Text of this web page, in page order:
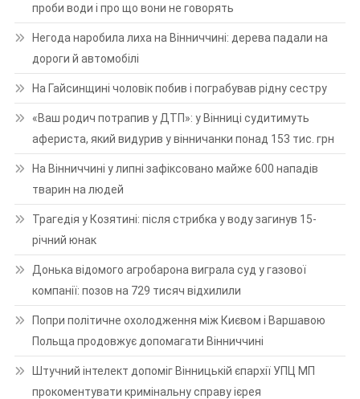
проби води і про що вони не говорять
Негода наробила лиха на Вінниччині: дерева падали на
дороги й автомобілі
На Гайсинщині чоловік побив і пограбував рідну сестру
«Ваш родич потрапив у ДТП»: у Вінниці судитимуть
афериста, який видурив у вінничанки понад 153 тис. грн
На Вінниччині у липні зафіксовано майже 600 нападів
тварин на людей
Трагедія у Козятині: після стрибка у воду загинув 15-
річний юнак
Донька відомого агробарона виграла суд у газової
компанії: позов на 729 тисяч відхилили
Попри політичне охолодження між Києвом і Варшавою
Польща продовжує допомагати Вінниччині
Штучний інтелект допоміг Вінницькій єпархії УПЦ МП
прокоментувати кримінальну справу ієрея